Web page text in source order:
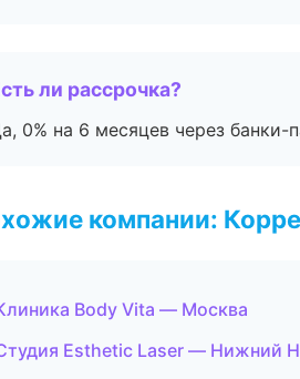
ли рассрочка?
0% на 6 месяцев через банки-
компании:
Body Vita — Москва
Esthetic Laser — Нижний